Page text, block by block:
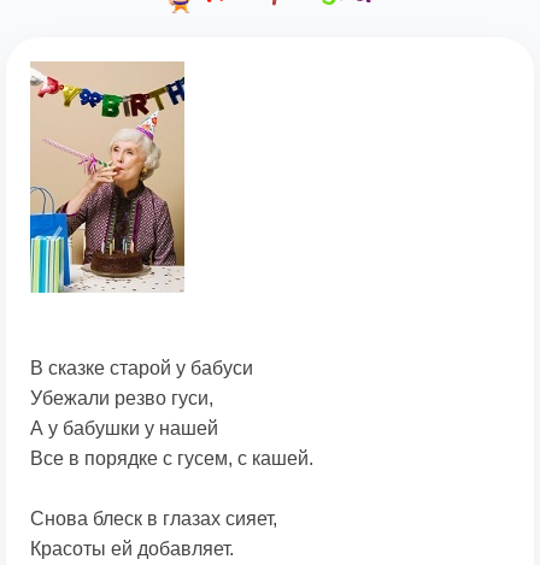
В сказке старой у бабуси
Убежали резво гуси,
А у бабушки у нашей
Все в порядке с гусем, с кашей.
Снова блеск в глазах сияет,
Красоты ей добавляет.